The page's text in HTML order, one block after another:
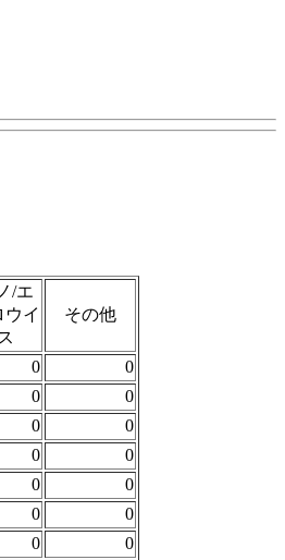
/エ
ウイ
その他
0
0
0
0
0
0
0
0
0
0
0
0
0
0